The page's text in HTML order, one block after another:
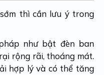
thì cần lưu ý trong
như bật đèn ban
rộng rãi, thoáng mát.
hợp lý và có thể tăng